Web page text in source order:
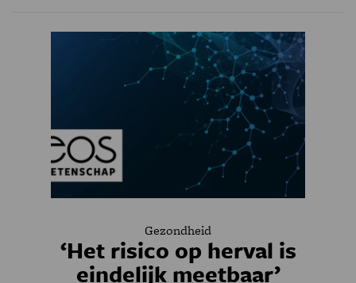
Gezondheid
‘Het risico op herval is
eindelijk meetbaar’